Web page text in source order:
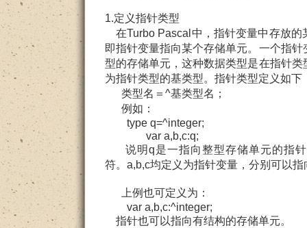
1.定义指针类型
在Turbo Pascal中，指针变量中存放的
即指针变量指向某个存储单元。一个指
型的存储单元，这种数据类型是在指针
为指针类型的基类型。指针类型定义如下
类型名＝^基类型名；
例如：
type q=^integer;
var a,b,c:q;
说明q是一指向整型存储单元的指针
符。a,b,c均定义为指针变量，分别可以
上例也可定义为：
var a,b,c:^integer;
指针也可以指向有结构的存储单元。